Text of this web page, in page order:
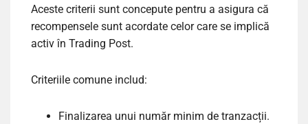
Aceste criterii sunt concepute pentru a asigura că
recompensele sunt acordate celor care se implică
activ în Trading Post.
Criteriile comune includ:
Finalizarea unui număr minim de tranzacții.